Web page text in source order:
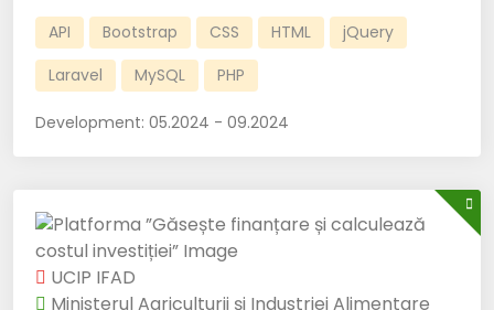
API Bootstrap CSS HTML
jQuery
Laravel
MySQL PHP
Development: 05.2024 - 09.2024
UCIP IFAD
Ministerul Agriculturii și Industriei Alimentare